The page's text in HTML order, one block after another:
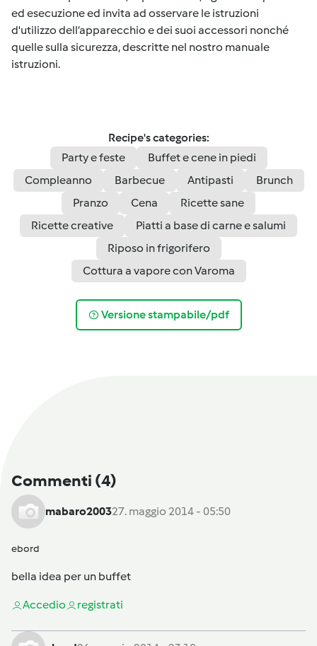
ed esecuzione ed invita ad osservare le istruzioni
d'utilizzo dell’apparecchio e dei suoi accessori nonché
quelle sulla sicurezza, descritte nel nostro manuale
istruzioni.
Recipe's categories:
Party e feste
Buffet e cene in piedi
Compleanno
Barbecue Antipasti
Brunch
Pranzo
Cena
Ricette sane
Ricette creative
Piatti a base di carne e salumi
Riposo in frigorifero
Cottura a vapore con Varoma
Versione stampabile/pdf
Commenti (4)
mabaro200327. maggio 2014 - 05:50
ebord
bella idea per un buffet
Accedio registrati